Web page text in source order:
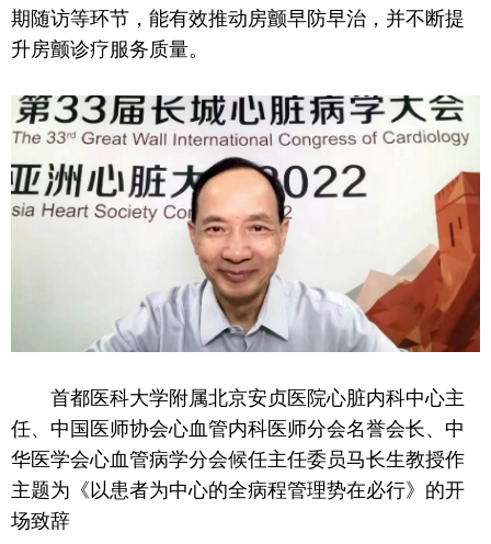
期随访等环节，能有效推动房颤早防早治，并不断提
升房颤诊疗服务质量。
首都医科大学附属北京安贞医院心脏内科中心主
任、 中国 医师协会心血管内科医师分会名誉会长、中
华医学会心血管病学分会候任主任委员马长生教授作
主题为《以患者为中心的全病程管理势在必行》的开
场致辞